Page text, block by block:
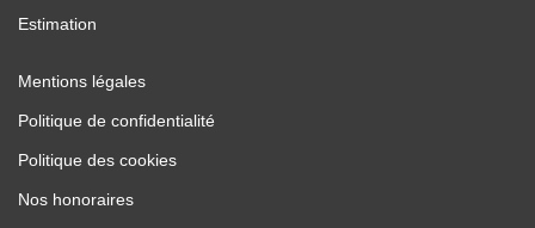
Estimation
Mentions légales
Politique de confidentialité
Politique des cookies
Nos honoraires